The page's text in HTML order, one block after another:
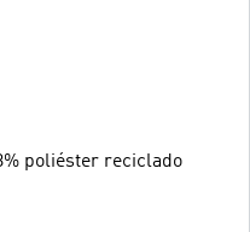
poliéster reciclado